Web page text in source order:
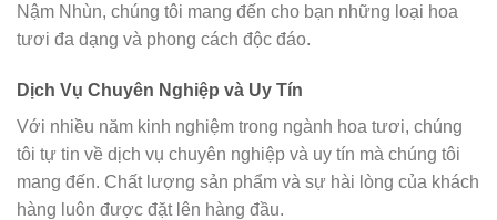
Nậm Nhùn, chúng tôi mang đến cho bạn những loại hoa
tươi đa dạng và phong cách độc đáo.
Dịch Vụ Chuyên Nghiệp và Uy Tín
Với nhiều năm kinh nghiệm trong ngành hoa tươi, chúng
tôi tự tin về dịch vụ chuyên nghiệp và uy tín mà chúng tôi
mang đến. Chất lượng sản phẩm và sự hài lòng của khách
hàng luôn được đặt lên hàng đầu.